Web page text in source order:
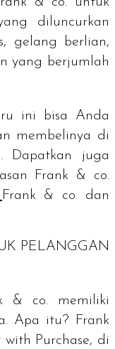
diluncurkan
gelang berlian,
yang berjumlah
ini bisa Anda
membelinya di
Dapatkan juga
Frank & co.
Frank & co. dan
PELANGGAN
& co. memiliki
Apa itu? Frank
with Purchase, di